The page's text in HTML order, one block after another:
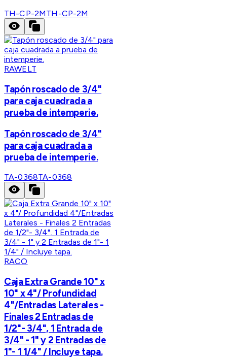
TH-CP-2MTH-CP-2M
RAWELT
Tapón roscado de 3/4"
para caja cuadrada a
prueba de intemperie.
Tapón roscado de 3/4"
para caja cuadrada a
prueba de intemperie.
TA-0368TA-0368
RACO
Caja Extra Grande 10" x
10" x 4"/ Profundidad
4"/Entradas Laterales -
Finales 2 Entradas de
1/2"- 3/4", 1 Entrada de
3/4" - 1" y 2 Entradas de
1"- 1 1/4" / Incluye tapa.